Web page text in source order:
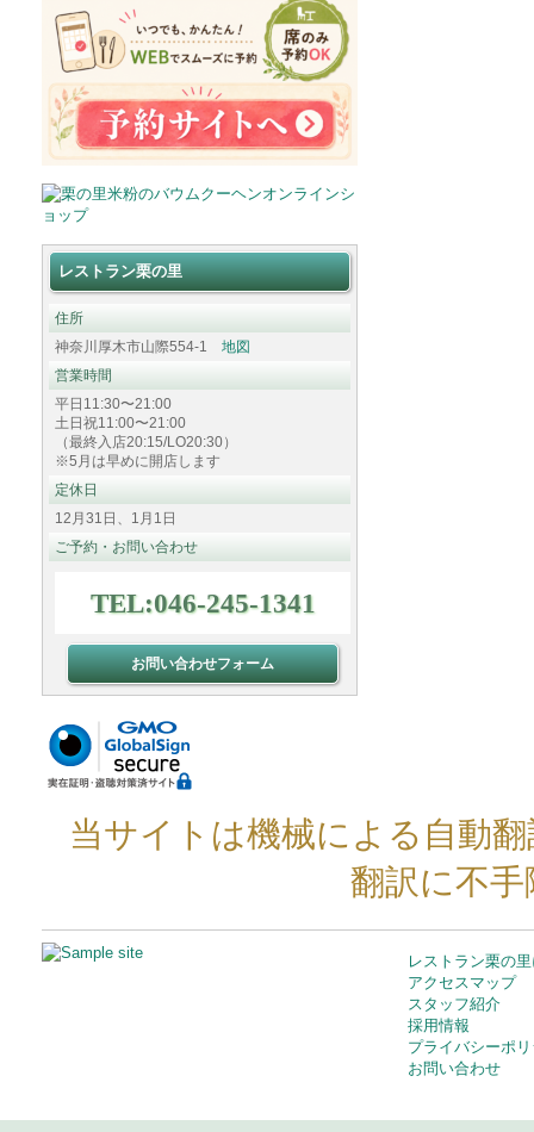
レストラン栗の里
住所
神奈川厚木市山際554-1 地図
営業時間
平日11:30〜21:00
土日祝11:00〜21:00
（最終入店20:15/LO20:30）
※5月は早めに開店します
定休日
12月31日、1月1日
ご予約・お問い合わせ
TEL:046-245-1341
お問い合わせフォーム
当サイトは機械による自動
翻訳に不
レストラン栗の
アクセスマップ
スタッフ紹介
採用情報
プライバシーポ
お問い合わせ